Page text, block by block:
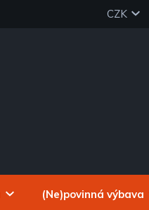
CZK
(Ne)povinná výbava